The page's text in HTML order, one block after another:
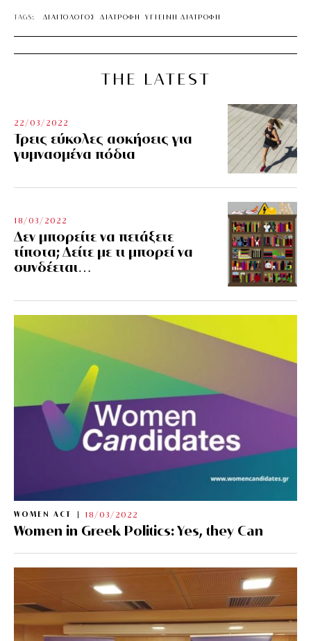
TAGS: ΔΙΑΙΤΟΛΟΓΟΣ ΔΙΑΤΡΟΦΗ ΥΓΙΕΙΝΗ ΔΙΑΤΡΟΦΗ
THE LATEST
22/03/2022
Τρεις εύκολες ασκήσεις για
γυμνασμένα πόδια
18/03/2022
Δεν μπορείτε να πετάξετε
τίποτα; Δείτε με τι μπορεί να
συνδέεται…
WOMEN ACT 18/03/2022
Women in Greek Politics: Yes, they Can